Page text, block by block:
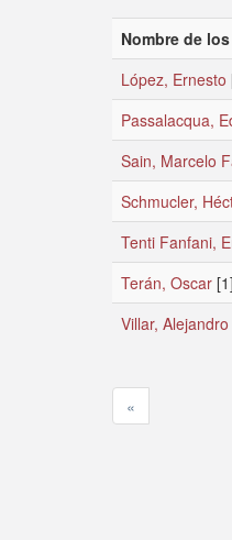
Nombre de
López, Ernesto
Passalacqua,
Sain, Marcelo
Schmucler,
Tenti Fanfani,
Terán, Oscar [1]
Villar, Alejandro
«